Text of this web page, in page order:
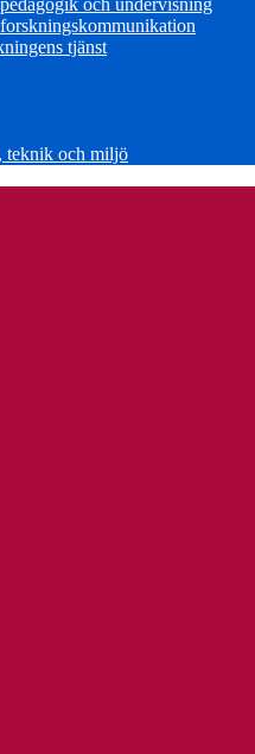
och undervisning
tjänst
teknik och miljö